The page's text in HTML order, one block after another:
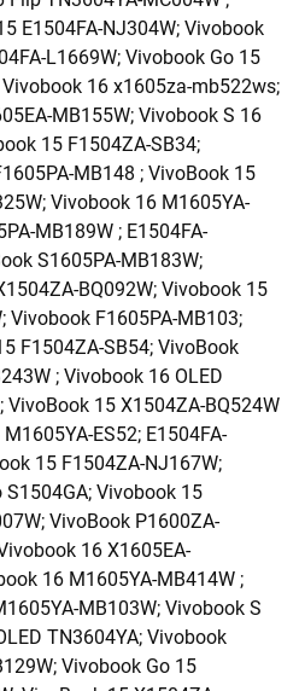
E1504FA-NJ304W; Vivobook
L1669W; Vivobook Go 15
16 x1605za-mb522ws;
MB155W; Vivobook S 16
15 F1504ZA-SB34;
MB148 ; VivoBook 15
Vivobook 16 M1605YA-
MB189W ; E1504FA-
S1605PA-MB183W;
BQ092W; Vivobook 15
Vivobook F1605PA-MB103;
F1504ZA-SB54; VivoBook
; Vivobook 16 OLED
VivoBook 15 X1504ZA-BQ524W
ES52; E1504FA-
15 F1504ZA-NJ167W;
Vivobook 15
VivoBook P1600ZA-
16 X1605EA-
16 M1605YA-MB414W ;
MB103W; Vivobook S
TN3604YA; Vivobook
Vivobook Go 15